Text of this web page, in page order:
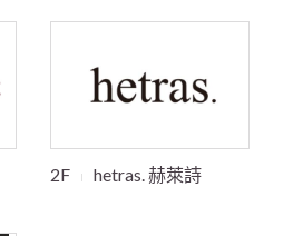
2F hetras. 赫萊詩